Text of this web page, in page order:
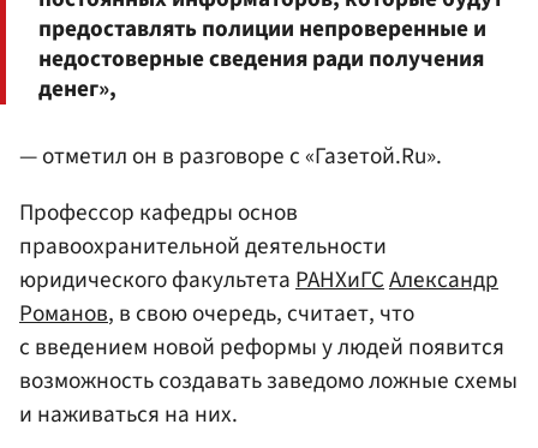
предоставлять полиции непроверенные и
недостоверные сведения ради получения
денег»,
— отметил он в разговоре с «Газетой.Ru».
Профессор кафедры основ
правоохранительной деятельности
юридического факультетаРАНХиГСАлександр
Романов, в свою очередь, считает, что
с введением новой реформы у людей появится
возможность создавать заведомо ложные схемы
и наживаться на них.